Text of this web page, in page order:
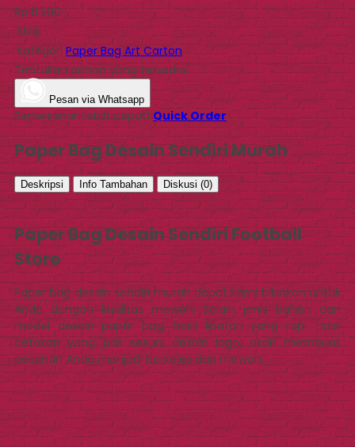
Rp 8.500
Stok
Kategori Paper Bag Art Carton
Tentukan pilihan yang tersedia!
Pesan via Whatsapp
Pemesanan lebih cepat!Quick Order
Paper Bag Desain Sendiri Murah
Deskripsi Info Tambahan Diskusi (0)
Paper Bag Desain Sendiri Football
Store
Paper bag desain sendiri murah dapat kami bikinkan untuk
Anda dengan kualitas mewah. Selain jenis bahan dan
model desain paper bag, hasil lipatan yang rapi. Hasil
cetakan yang pas sesuai desain logo, akan membuat
pesanan Anda menjadi berkelas dan mewah.